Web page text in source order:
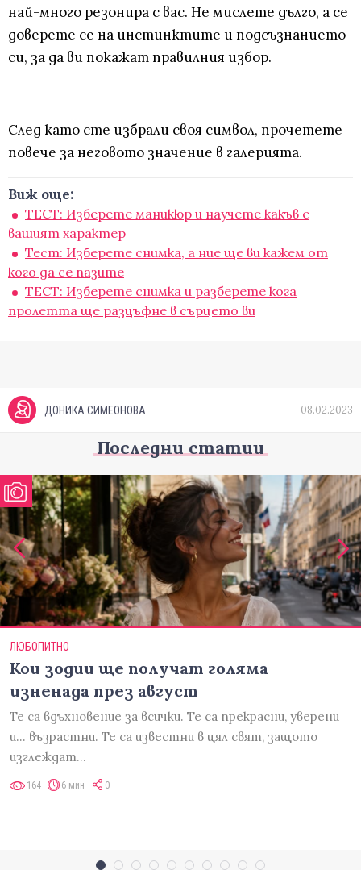
най-много резонира с вас. Не мислете дълго, а се
доверете се на инстинктите и подсъзнанието
си, за да ви покажат правилния избор.
След като сте избрали своя символ, прочетете
повече за неговото значение в галерията.
Виж още:
ТЕСТ: Изберете маникюр и научете какъв е
вашият характер
Тест: Изберете снимка, а ние ще ви кажем от
кого да се пазите
ТЕСТ: Изберете снимка и разберете кога
пролетта ще разцъфне в сърцето ви
ДОНИКА СИМЕОНОВА 08.02.2023
Последни статии
ЛЮБОПИТНО
Кои зодии ще получат голяма
изненада през август
Те са вдъхновение за всички. Те са прекрасни, уверени
и... възрастни. Те са известни в цял свят, защото
изглеждат…
164 6 мин 0